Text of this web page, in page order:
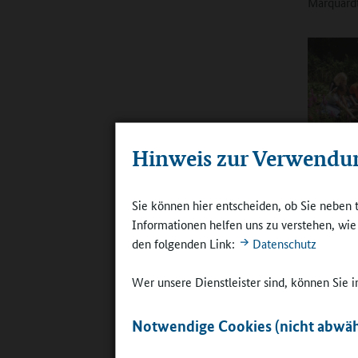
Hinweis zur
Sie können hier entscheiden, ob Sie
Informationen helfen uns zu verstehen,
den folgenden Link:
Datenschutz
Wer unsere Dienstleister sind, können Sie
Notwendige Cookies (nicht
gerade
Hecke